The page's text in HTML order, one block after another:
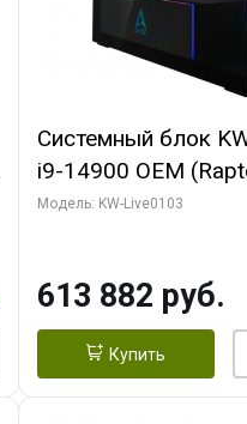
Системный блок
i9-14900 OEM
C24 16EC/8PC// 64
Turbo/ 960 ГБ SSD)
Модель: KW-Live0103
613 882 руб.
Купить